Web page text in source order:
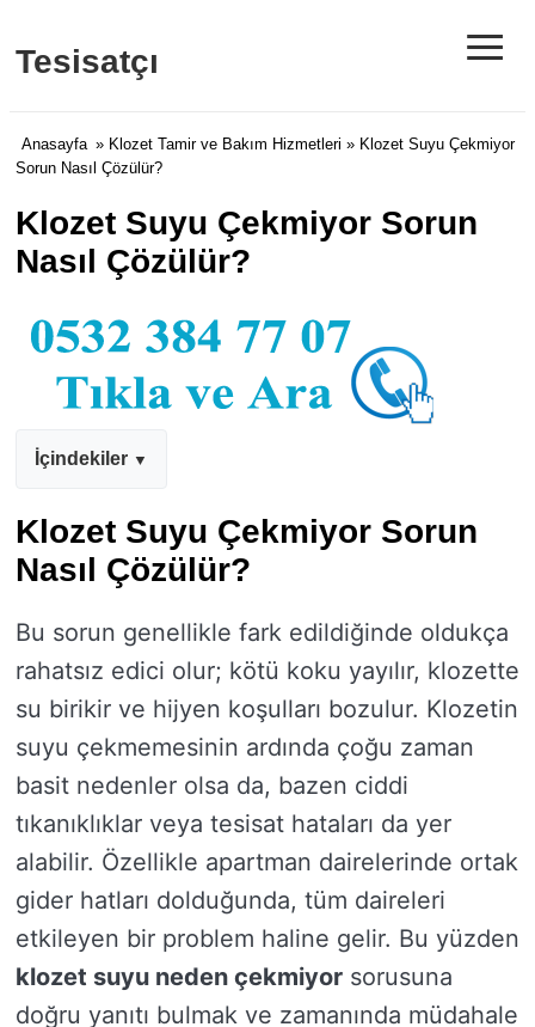
Tesisatçı ≡
Anasayfa » Klozet Tamir ve Bakım Hizmetleri » Klozet Suyu Çekmiyor
Sorun Nasıl Çözülür?
Klozet Suyu Çekmiyor Sorun
Nasıl Çözülür?
İçindekiler
Klozet Suyu Çekmiyor Sorun
Nasıl Çözülür?
Bu sorun genellikle fark edildiğinde oldukça
rahatsız edici olur; kötü koku yayılır, klozette
su birikir ve hijyen koşulları bozulur. Klozetin
suyu çekmemesinin ardında çoğu zaman
basit nedenler olsa da, bazen ciddi
tıkanıklıklar veya tesisat hataları da yer
alabilir. Özellikle apartman dairelerinde ortak
gider hatları dolduğunda, tüm daireleri
etkileyen bir problem haline gelir. Bu yüzden
klozet suyu neden çekmiyor sorusuna
doğru yanıtı bulmak ve zamanında müdahale